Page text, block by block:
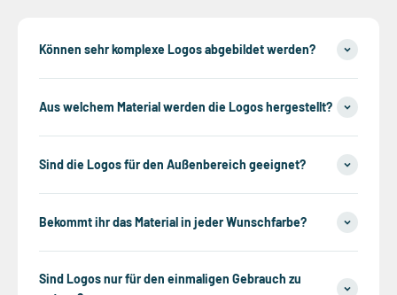
Können sehr komplexe Logos abgebildet werden?
Aus welchem Material werden die Logos hergestellt?
Sind die Logos für den Außenbereich geeignet?
Bekommt ihr das Material in jeder Wunschfarbe?
Sind Logos nur für den einmaligen Gebrauch zu